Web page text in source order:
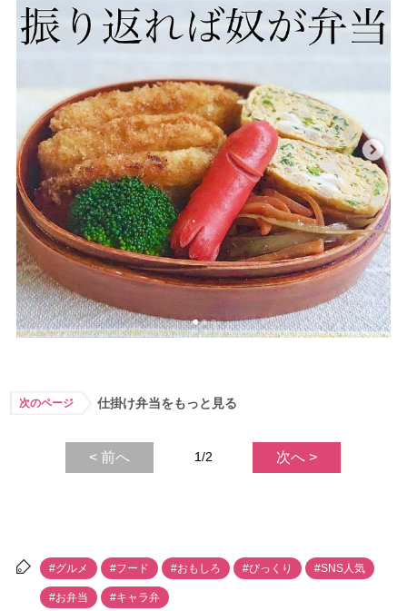
次のページ 仕掛け弁当をもっと見る
< 前へ 1/2 次へ >
#グルメ #フード #おもしろ #びっくり #SNS人気
#お弁当 #キャラ弁